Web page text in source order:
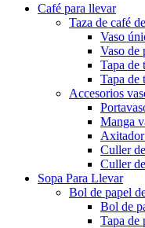
Café para llevar
Taza de café
Vaso
Vaso de
Tapa de
Tapa de
Accesorios
Manga
Axitador
Culler
Culler
Sopa Para Llevar
Bol de papel
Bol de
Tapa de